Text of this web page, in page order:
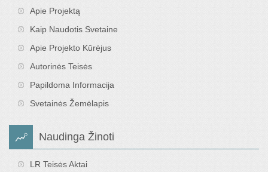
Apie Projektą
Kaip Naudotis Svetaine
Apie Projekto Kūrėjus
Autorinės Teisės
Papildoma Informacija
Svetainės Žemėlapis
Naudinga Žinoti
LR Teisės Aktai